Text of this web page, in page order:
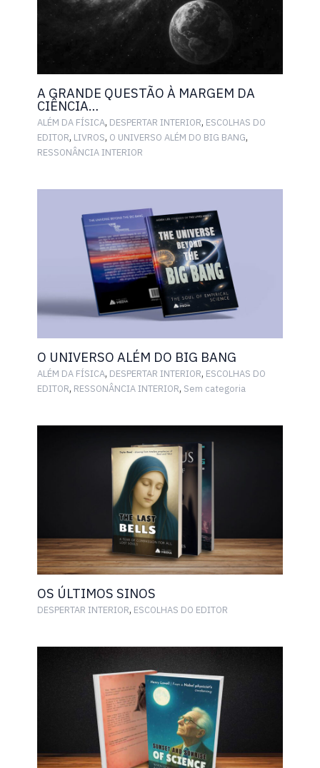
A GRANDE QUESTÃO À MARGEM DA
CIÊNCIA…
ALÉM DA FÍSICA, DESPERTAR INTERIOR, ESCOLHAS DO
EDITOR, LIVROS, O UNIVERSO ALÉM DO BIG BANG,
RESSONÂNCIA INTERIOR
O UNIVERSO ALÉM DO BIG BANG
ALÉM DA FÍSICA, DESPERTAR INTERIOR, ESCOLHAS DO
EDITOR, RESSONÂNCIA INTERIOR, Sem categoria
OS ÚLTIMOS SINOS
DESPERTAR INTERIOR, ESCOLHAS DO EDITOR